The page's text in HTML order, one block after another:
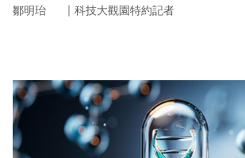
鄒明珆 ｜ 科技大觀園特約記者